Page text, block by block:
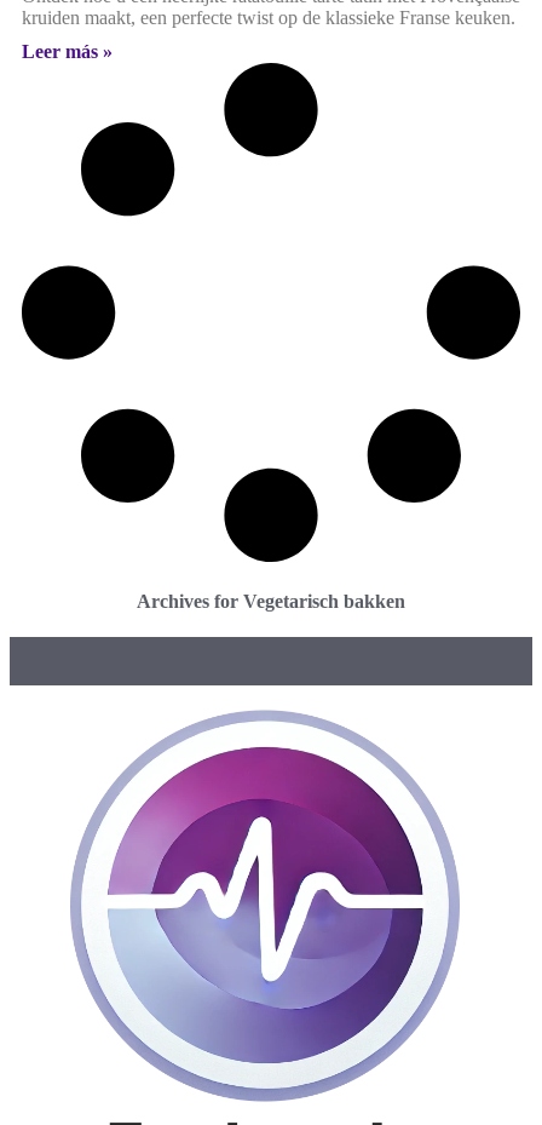
kruiden maakt, een perfecte twist op de klassieke Franse keuken.
Leer más »
Archives for Vegetarisch bakken